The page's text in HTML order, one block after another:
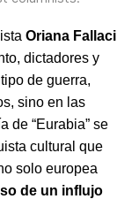
Oriana Fallaci
dictadores y
de guerra,
sino en las
de “Eurabia” se
cultural que
solo europea
de un influjo